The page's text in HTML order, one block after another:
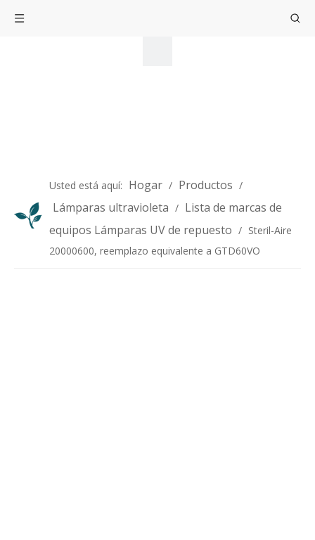
Usted está aquí: Hogar / Productos /
Lámparas ultravioleta / Lista de marcas de
equipos Lámparas UV de repuesto / Steril-Aire
20000600, reemplazo equivalente a GTD60VO